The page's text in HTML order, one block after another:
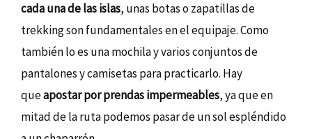
cada una de las islas, unas botas o zapatillas de
trekking son fundamentales en el equipaje. Como
también lo es una mochila y varios conjuntos de
pantalones y camisetas para practicarlo. Hay
queapostar por prendas impermeables, ya que en
mitad de la ruta podemos pasar de un sol espléndido